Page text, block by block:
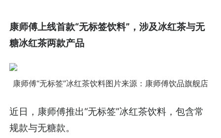
康师傅上线首款“无标签饮料”，涉及冰红茶与无
糖冰红茶两款产品
康师傅“无标签”冰红茶饮料图片来源：康师傅饮品旗舰店
近日，康师傅推出“无标签”冰红茶饮料，包含常
规款与无糖款。